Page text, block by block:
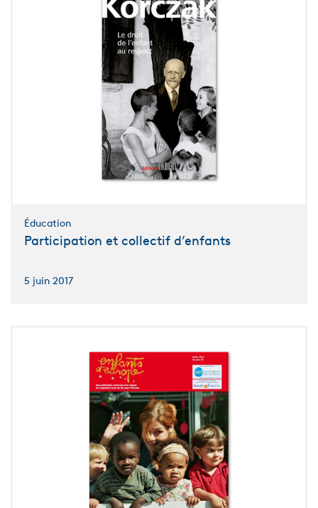
Éducation
Participation et collectif d’enfants
5 juin 2017